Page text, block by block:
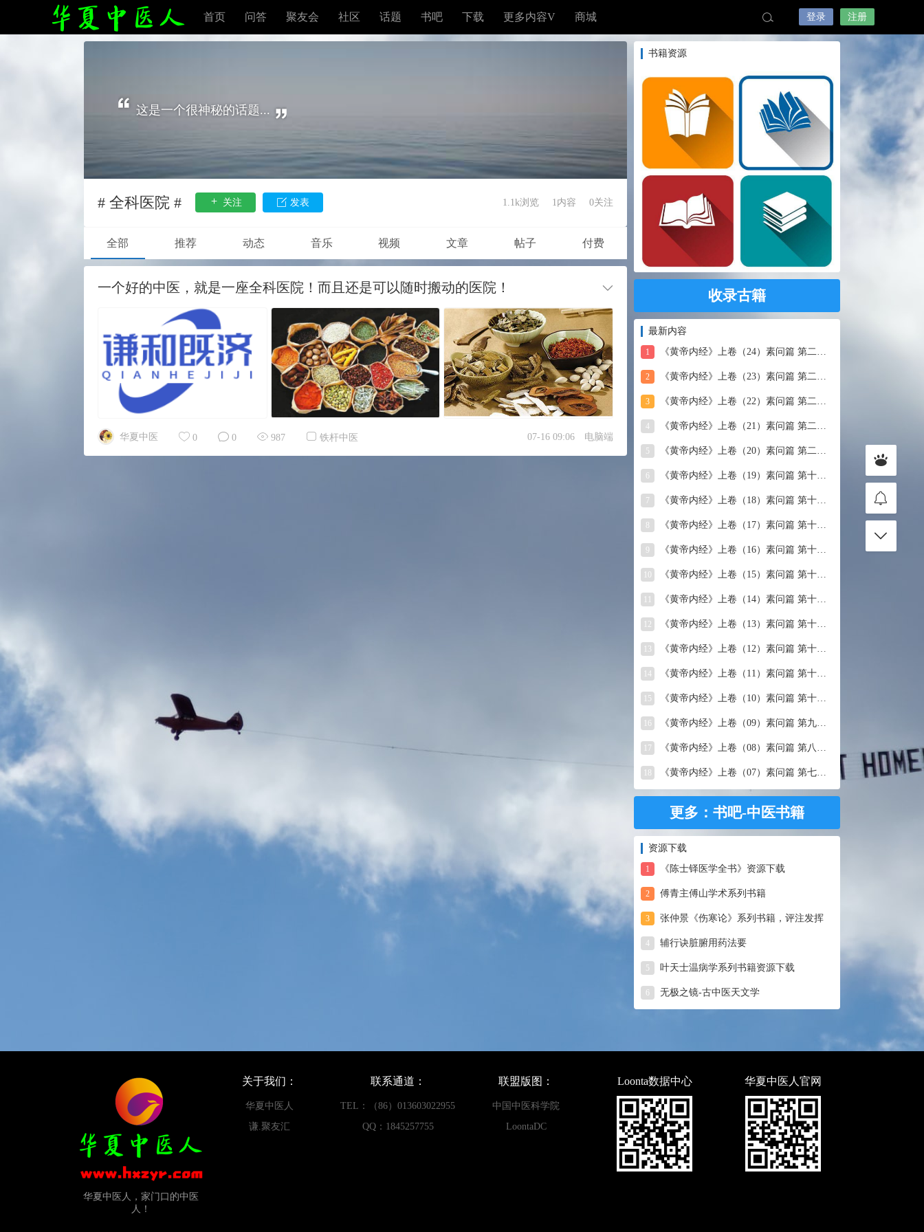
首页 问答 聚友会 社区 话题 书吧 下载 更多内容V 商城 登录 注册
书籍资源
收录古籍
最新内容
1 《黄帝内经》上卷（24）素问篇 第二十四篇 血气形志篇第
2 《黄帝内经》上卷（23）素问篇 第二十三篇 宣明五气
3 《黄帝内经》上卷（22）素问篇 第二十二篇 藏气法时论
4 《黄帝内经》上卷（21）素问篇 第二十一篇 经脉别论
5 《黄帝内经》上卷（20）素问篇 第二十篇 三部九候论
6 《黄帝内经》上卷（19）素问篇 第十九篇 玉机真藏论
7 《黄帝内经》上卷（18）素问篇 第十八篇 平人气象论
《黄帝内经》上卷（17）素问篇 第十七篇 脉要精微论
9 《黄帝内经》上卷（16）素问篇 第十六篇 诊要经终论
《黄帝内经》上卷（15）素问篇 第十五篇 玉版论要
《黄帝内经》上卷（14）素问篇 第十四篇 汤液醪醴论
12 《黄帝内经》上卷（13）素问篇 第十三篇 移精变气论
13 《黄帝内经》上卷（12）素问篇 第十二篇 异法方宜论
14 《黄帝内经》上卷（11）素问篇 第十一篇 五藏别论
15 《黄帝内经》上卷（10）素问篇 第十篇 五藏生成
16 《黄帝内经》上卷（09）素问篇 第九篇 六节藏象论
17 《黄帝内经》上卷（08）素问篇 第八篇 灵兰秘典论
《黄帝内经》上卷（07）素问篇 第七篇 阴阳别论
更多：书吧-中医书籍
资源下载
1 《陈士铎医学全书》资源下载
2 傅青主傅山学术系列书籍
3 张仲景《伤寒论》系列书籍，评注发挥
4 辅行诀脏腑用药法要
5 叶天士温病学系列书籍资源下载
6 无极之镜-古中医天文学
这是一个很神秘的话题...
# 全科医院 # 关注 发表 1.1k浏览 1内容 0关注
全部 推荐 动态 音乐 视频 文章 帖子 付费
一个好的中医，就是一座全科医院！而且还是可以随时搬动的医院！
华夏中医 0 0 987 铁杆中医 07-16 09:06 电脑端
华夏中医人，家门口的中医
人！
关于我们：
华夏中医人
谦.聚友汇
联系通道：
TEL：（86）013603022955
QQ：1845257755
联盟版图：
中国中医科学院
LoontaDC
Loonta数据中心 华夏中医人官网